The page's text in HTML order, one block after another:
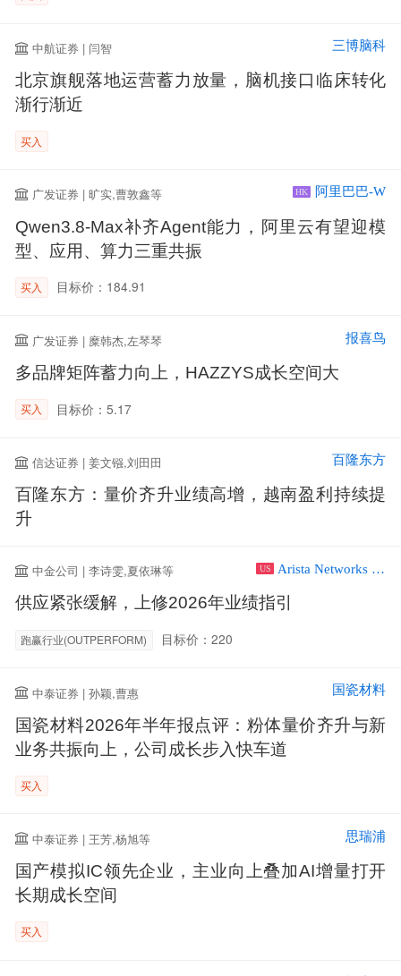
中航证券 | 闫智 三博脑科
北京旗舰落地运营蓄力放量，脑机接口临床转化
渐行渐近
买入
广发证券 | 旷实,曹敦鑫等 HK 阿里巴巴-W
Qwen3.8-Max补齐Agent能力，阿里云有望迎模
型、应用、算力三重共振
买入 目标价：184.91
广发证券 | 糜韩杰,左琴琴 报喜鸟
多品牌矩阵蓄力向上，HAZZYS成长空间大
买入 目标价：5.17
信达证券 | 姜文镪,刘田田 百隆东方
百隆东方：量价齐升业绩高增，越南盈利持续提
升
中金公司 | 李诗雯,夏依琳等 US Arista Networks Inc
供应紧张缓解，上修2026年业绩指引
跑赢行业(OUTPERFORM) 目标价：220
中泰证券 | 孙颖,曹惠 国瓷材料
国瓷材料2026年半年报点评：粉体量价齐升与新
业务共振向上，公司成长步入快车道
买入
中泰证券 | 王芳,杨旭等 思瑞浦
国产模拟IC领先企业，主业向上叠加AI增量打开
长期成长空间
买入